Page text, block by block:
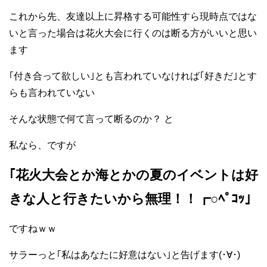
これから先、友達以上に昇格する可能性すら現時点ではな
いと言った場合は花火大会に行くのは断る方がいいと思い
ます
｢付き合って欲しい｣とも言われていなければ｢好きだ｣とす
らも言われていない
そんな状態で何て言って断るのか？ と
私なら、ですが
｢花火大会とか海とかの夏のイベントは好
きな人と行きたいから無理！！┏○ﾍﾟｺｯ｣
ですねｗｗ
サラーっと｢私はあなたに好意はない｣と告げます(･∀･)